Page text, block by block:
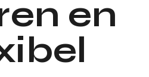
en